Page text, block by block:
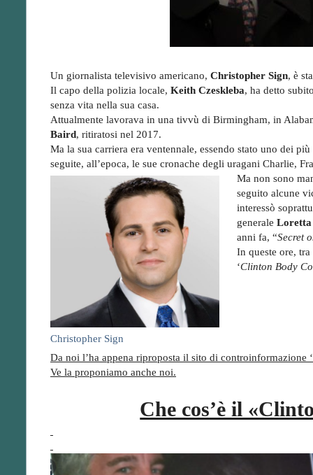
Un giornalista televisivo americano, Christopher Sign, è
Il capo della polizia locale, Keith Czeskleba, ha detto
senza vita nella sua casa.
Attualmente lavorava in una tivvù di Birmingham, in
Baird, ritiratosi nel 2017.
Ma la sua carriera era ventennale, essendo stato uno dei
seguite, all’epoca, le sue cronache degli uragani Charlie,
Christopher Sign
Ma non sono
seguito alcune
interessò
generale
anni fa, “Secret
In queste ore,
‘Clinton Body
Da noi l’ha appena riproposta il sito di controinformazione ‘
Ve la proponiamo anche noi.
Che cos’è il